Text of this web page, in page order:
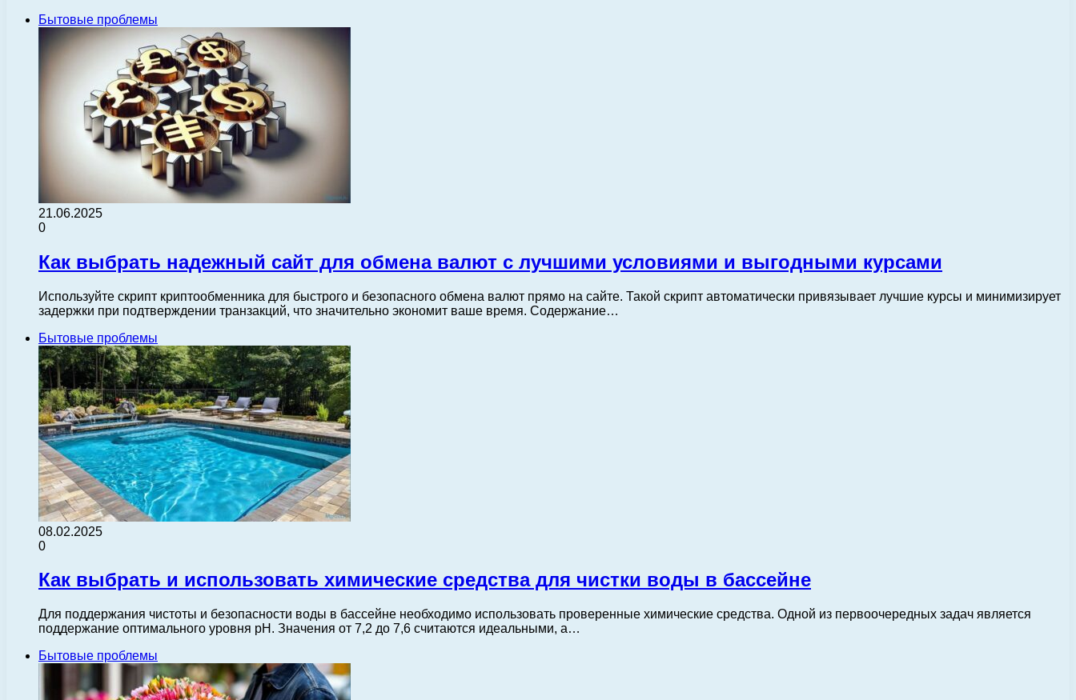
Бытовые проблемы
21.06.2025
0
Как выбрать надежный сайт для обмена валют с лучшими условиями и выгодными курсами
Используйте скрипт криптообменника для быстрого и безопасного обмена валют прямо на сайте. Такой скрипт автоматически привязывает лучшие курсы и минимизирует
задержки при подтверждении транзакций, что значительно экономит ваше время. Содержание…
Бытовые проблемы
08.02.2025
0
Как выбрать и использовать химические средства для чистки воды в бассейне
Для поддержания чистоты и безопасности воды в бассейне необходимо использовать проверенные химические средства. Одной из первоочередных задач является
поддержание оптимального уровня pH. Значения от 7,2 до 7,6 считаются идеальными, а…
Бытовые проблемы